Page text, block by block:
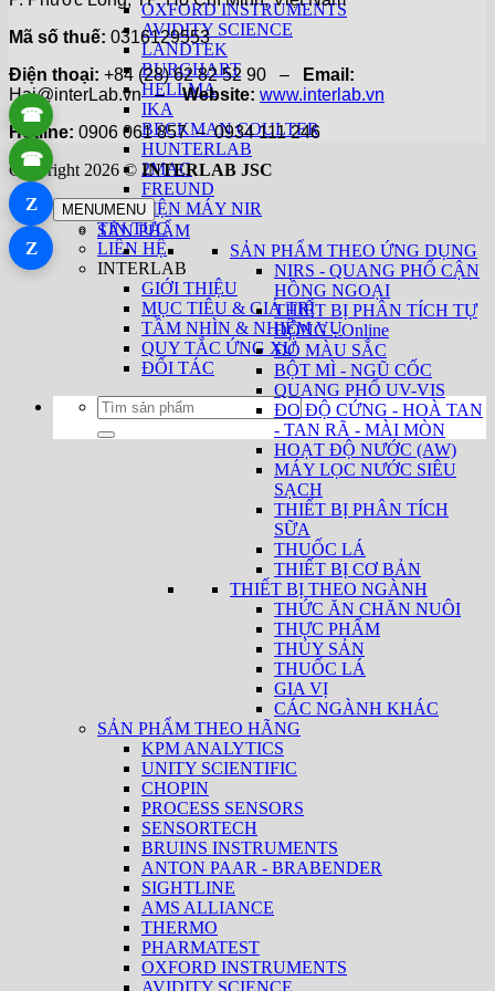
OXFORD INSTRUMENTS
AVIDITY SCIENCE
LANDTEK
BURGHART
HELLMA
IKA
BECKMAN COULTER
HUNTERLAB
2MAG
FREUND
PHỤ KIỆN MÁY NIR
TIN TỨC
LIÊN HỆ
INTERLAB
GIỚI THIỆU
MỤC TIÊU & GIÁ TRỊ
TẦM NHÌN & NHIỆM VỤ
QUY TẮC ỨNG XỬ
ĐỐI TÁC
Tìm
kiếm:
Mã số thuế: 0316129553
Điện thoại: +84 (28) 62 82 52 90 –
Email:
Hai@interLab.vn –Website: www.interlab.vn
Hotline: 0906 061 857 – 0934 111 246
Copyright 2026 © INTERLAB JSC
MENUMENU
SẢN PHẨM
SẢN PHẨM THEO ỨNG DỤNG
NIRS - QUANG PHỔ CẬN
HỒNG NGOẠI
THIẾT BỊ PHÂN TÍCH TỰ
ĐỘNG - Online
ĐO MÀU SẮC
BỘT MÌ - NGŨ CỐC
QUANG PHỔ UV-VIS
ĐO ĐỘ CỨNG - HOÀ TAN
- TAN RÃ - MÀI MÒN
HOẠT ĐỘ NƯỚC (AW)
MÁY LỌC NƯỚC SIÊU
SẠCH
THIẾT BỊ PHÂN TÍCH
SỮA
THUỐC LÁ
THIẾT BỊ CƠ BẢN
THIẾT BỊ THEO NGÀNH
THỨC ĂN CHĂN NUÔI
THỰC PHẨM
THỦY SẢN
THUỐC LÁ
GIA VỊ
CÁC NGÀNH KHÁC
SẢN PHẨM THEO HÃNG
KPM ANALYTICS
UNITY SCIENTIFIC
CHOPIN
PROCESS SENSORS
SENSORTECH
BRUINS INSTRUMENTS
ANTON PAAR - BRABENDER
SIGHTLINE
AMS ALLIANCE
THERMO
PHARMATEST
OXFORD INSTRUMENTS
☎
☎
Z
Z